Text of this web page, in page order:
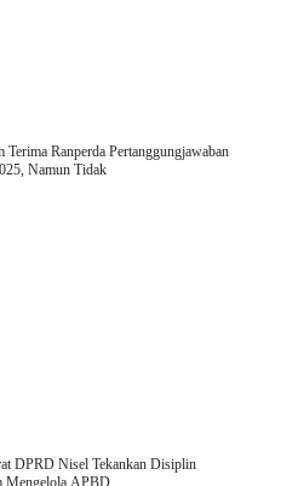
Terima Ranperda Pertanggungjawaban
Namun Tidak
DPRD Nisel Tekankan Disiplin
Mengelola APBD